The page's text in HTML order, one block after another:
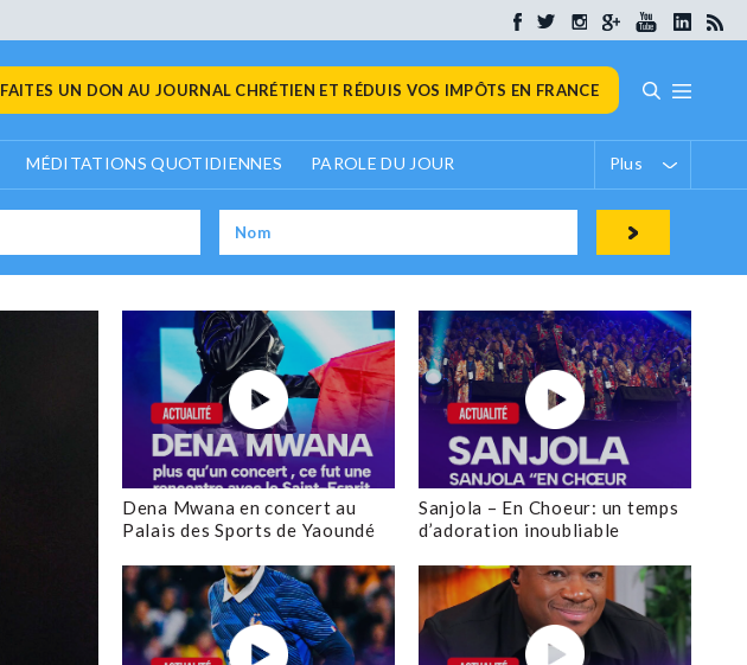
FAITES UN DON AU JOURNAL CHRÉTIEN ET RÉDUIS VOS IMPÔTS EN FRANCE
MÉDITATIONS QUOTIDIENNES PAROLE DU JOUR Plus
Dena Mwana en concert au
Palais des Sports de Yaoundé
Sanjola – En Choeur: un temps
d’adoration inoubliable